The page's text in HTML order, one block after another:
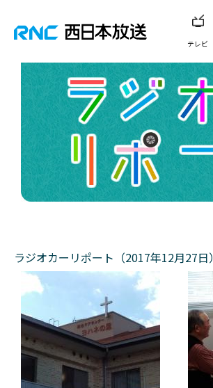
テレビ
ラジオカーリポート（2017年12月27日）